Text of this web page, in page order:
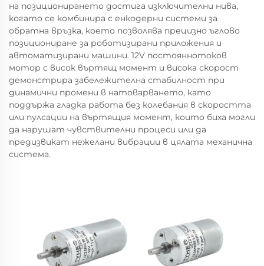
на позиционирането достига изключителни нива,
когато се комбинира с енкодерни системи за
обратна връзка, което позволява прецизно ъглово
позициониране за роботизирани приложения и
автоматизирани машини. 12V постояннотоков
мотор с висок въртящ момент и висока скорост
демонстрира забележителна стабилност при
динамични промени в натоварването, като
поддържа гладка работа без колебания в скоростта
или пулсации на въртящия момент, които биха могли
да нарушат чувствителни процеси или да
предизвикат нежелани вибрации в цялата механична
система.